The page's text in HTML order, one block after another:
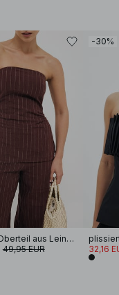
Bandeau-Oberteil aus Leinengemisch
49,95 EUR
-30%
32,16